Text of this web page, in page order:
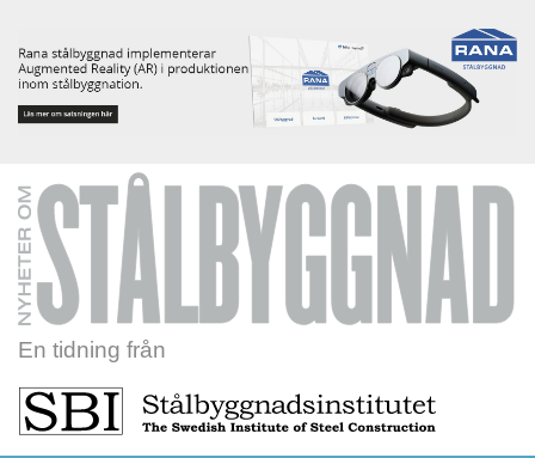
En tidning från